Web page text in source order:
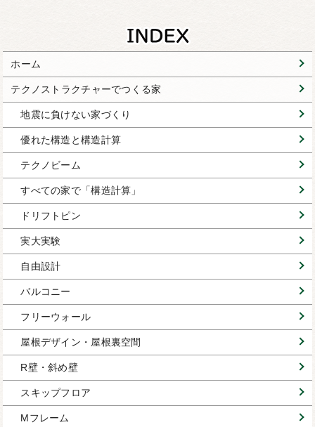
ホーム
テクノストラクチャーでつくる家
地震に負けない家づくり
優れた構造と構造計算
テクノビーム
すべての家で「構造計算」
ドリフトピン
実大実験
自由設計
バルコニー
フリーウォール
屋根デザイン・屋根裏空間
R壁・斜め壁
スキップフロア
Mフレーム